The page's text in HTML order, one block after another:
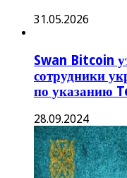
31.05.2026
Swan Bitcoin
сотрудники
по указанию
28.09.2024